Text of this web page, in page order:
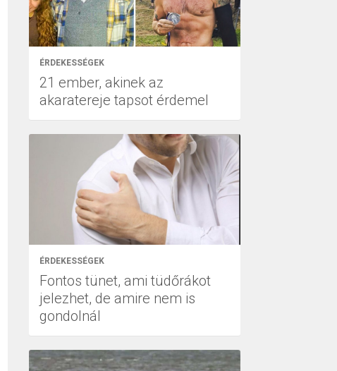
ÉRDEKESSÉGEK
21 ember, akinek az
akaratereje tapsot érdemel
ÉRDEKESSÉGEK
Fontos tünet, ami tüdőrákot
jelezhet, de amire nem is
gondolnál